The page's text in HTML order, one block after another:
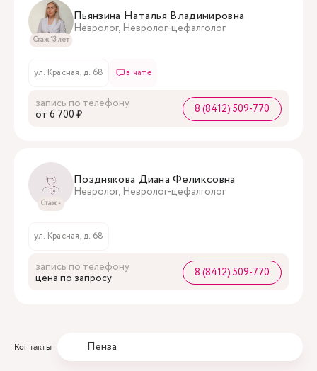
Стаж 13 лет
Пьянзина Наталья Владимировна
Невролог, Невролог-цефалголог
ул. Красная, д. 68 в чате
запись по телефону
oт 6 700 ₽
8 (8412) 509-770
Стаж -
Позднякова Диана Феликсовна
Невролог, Невролог-цефалголог
ул. Красная, д. 68
запись по телефону
цена по запросу
8 (8412) 509-770
Контакты Пенза